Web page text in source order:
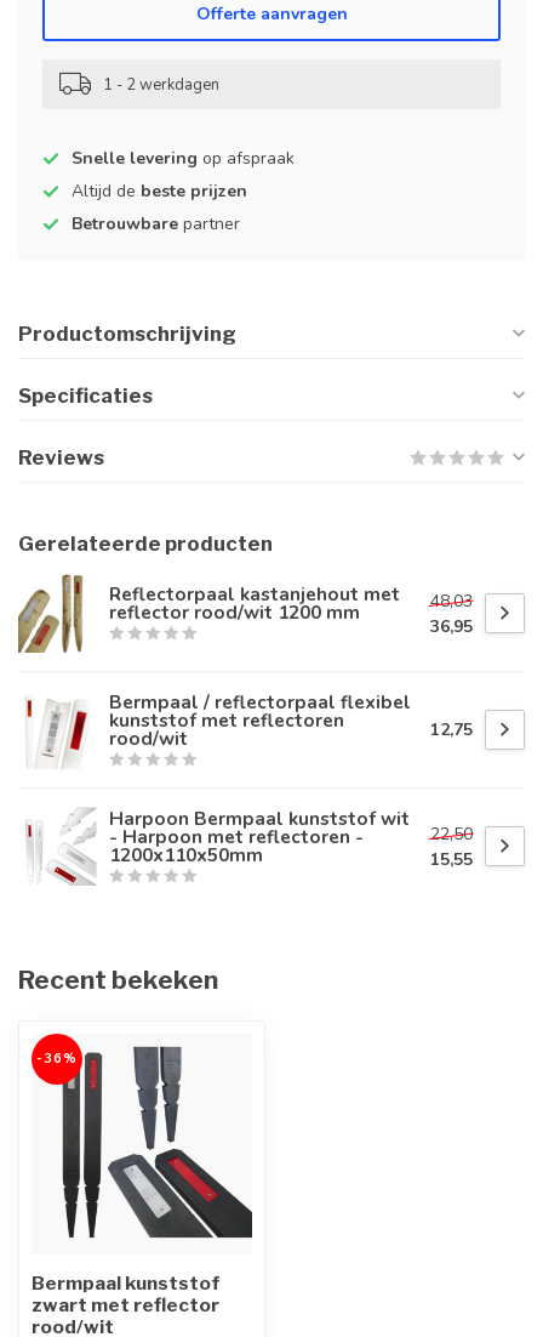
Offerte aanvragen
1 - 2 werkdagen
Snelle levering op afspraak
Altijd de beste prijzen
Betrouwbare partner
Productomschrijving
Specificaties
Reviews
Gerelateerde producten
Reflectorpaal kastanjehout met
reflector rood/wit 1200 mm
48,03
36,95
Bermpaal / reflectorpaal flexibel
kunststof met reflectoren
rood/wit 12,75
Harpoon Bermpaal kunststof wit
- Harpoon met reflectoren -
1200x110x50mm
22,50
15,55
Recent bekeken
-36%
Bermpaal kunststof
zwart met reflector
rood/wit